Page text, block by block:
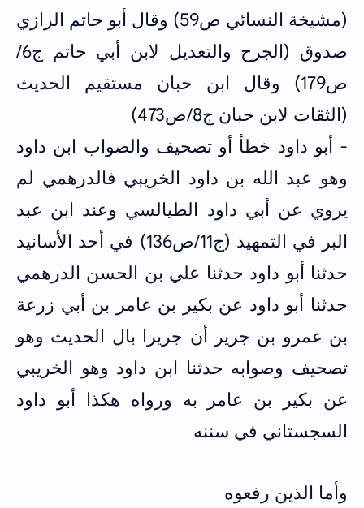
(مشيخة النسائي ص59) وقال أبو حاتم الرازي
صدوق (الجرح والتعديل لابن أبي حاتم ج6/
ص179) وقال ابن حبان مستقيم الحديث
(الثقات لابن حبان ج8/ص473)
- أبو داود خطأ أو تصحيف والصواب ابن داود
وهو عبد الله بن داود الخريبي فالدرهمي لم
يروي عن أبي داود الطيالسي وعند ابن عبد
البر في التمهيد (ج11/ص136) في أحد الأسانيد
حدثنا أبو داود حدثنا علي بن الحسن الدرهمي
حدثنا أبو داود عن بكير بن عامر بن أبي زرعة
بن عمرو بن جرير أن جريرا بال الحديث وهو
تصحيف وصوابه حدثنا ابن داود وهو الخريبي
عن بكير بن عامر به ورواه هكذا أبو داود
السجستاني في سننه
وأما الذين رفعوه